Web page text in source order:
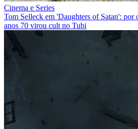
Cinema e Series
Tom Selleck em 'Daughters of Satan': por
anos 70 virou cult no Tubi